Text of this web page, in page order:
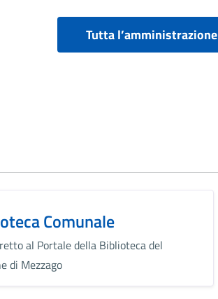
Tutta l’amministrazione
Comunale
al Portale della Biblioteca del
di Mezzago